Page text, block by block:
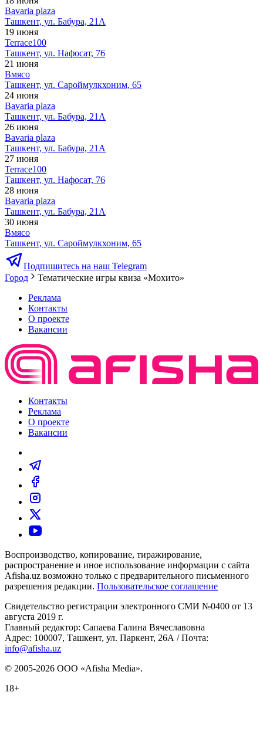
Bavaria plaza
Ташкент, ул. Бабура, 21А
19 июня
Terrace100
Ташкент, ул. Нафосат, 76
21 июня
Вмясо
Ташкент, ул. Сароймулкхоним, 65
24 июня
Bavaria plaza
Ташкент, ул. Бабура, 21А
26 июня
Bavaria plaza
Ташкент, ул. Бабура, 21А
27 июня
Terrace100
Ташкент, ул. Нафосат, 76
28 июня
Bavaria plaza
Ташкент, ул. Бабура, 21А
30 июня
Вмясо
Ташкент, ул. Сароймулкхоним, 65
Подпишитесь на наш Telegram
Город
Тематические игры квиза «Мохито»
Реклама
Контакты
О проекте
Вакансии
Контакты
Реклама
О проекте
Вакансии
Воспроизводство, копирование, тиражирование,
распространение и иное использование информации с сайта
Afisha.uz возможно только с предварительного письменного
разрешения редакции. Пользовательское соглашение
Свидетельство регистрации электронного СМИ №0400 от 13
августа 2019 г.
Главный редактор: Сапаева Галина Вячеславовна
Адрес: 100007, Ташкент, ул. Паркент, 26А / Почта:
info@afisha.uz
© 2005-2026 ООО «Afisha Media».
18+